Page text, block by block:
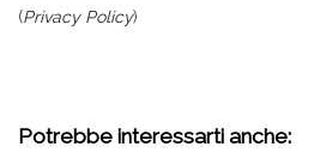
(Privacy Policy)
Potrebbe interessarti anche: